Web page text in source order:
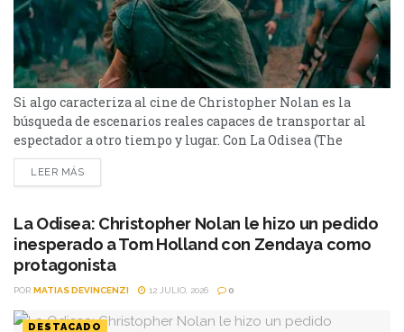
Si algo caracteriza al cine de Christopher Nolan es la
búsqueda de escenarios reales capaces de transportar al
espectador a otro tiempo y lugar. Con La Odisea (The
Odyssey), el director volvió a apostar por paisajes
imponentes para recrear el viaje de Odiseo. El rodaje se
atención a lugares que...
LEER MÁS
La Odisea: Christopher Nolan le hizo un pedido
inesperado a Tom Holland con Zendaya como
protagonista
POR MATIAS DEVINCENZI 12 JULIO, 2026 0
DESTACADO